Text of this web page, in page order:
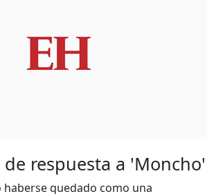
de respuesta a 'Moncho'
quedado como una